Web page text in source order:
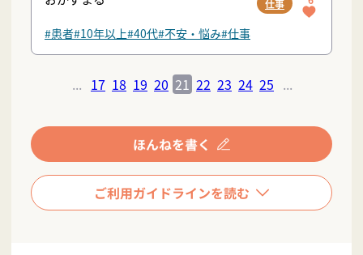
仕事
#患者#10年以上#40代#不安・悩み#仕事
... 17 18 19 20 21 22 23 24 25 ...